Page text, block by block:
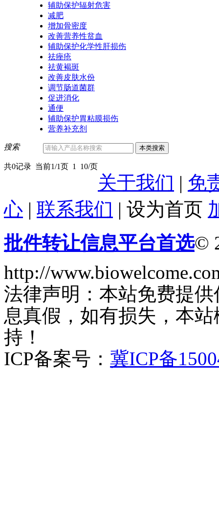
辅助保护辐射危害
减肥
增加骨密度
改善营养性贫血
辅助保护化学性肝损伤
祛痤疮
祛黄褐斑
改善皮肤水份
调节肠道菌群
促进消化
通便
辅助保护胃粘膜损伤
营养补充剂
搜索
共0记录 当前1/1页 1 10/页
关于我们 | 免
心 | 联系我们 | 设为首页
批件转让信息平台首选©
http://
法律声明：本站免费提
息真假，如有损失，本
持！
ICP备案号： 冀ICP备